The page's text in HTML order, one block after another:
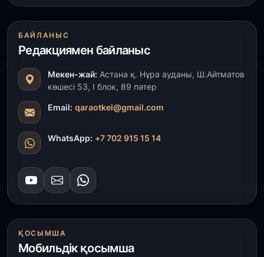
«Ауыл аманаты»: Түркістанда 30,2 млрд теңгеге
4 223 жоба қаржыландырылды
31 шілде, 2026
толық ауыз сумен қамтылды
30 шілде, 2026
Түркістанда «Арыс-2» және Темір ауылының
30 шілде, 2026
Қордайлық қыз-келіншектер ұлттық нақыштағы
креативті бұйымдар шығаруда
29 шілде, 2026
БАЙЛАНЫС
Редакциямен байланыс
Мекен-жай: Астана қ. Нұра ауданы, Ш.Айтматов
көшесі 53, І блок, 89 пәтер
Email: qaraotkel@gmail.com
WhatsApp: +7 702 915 15 14
ҚОСЫМША
Мобильдік қосымша